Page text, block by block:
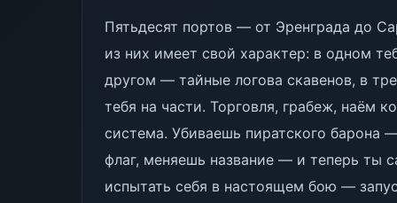
Пятьдесят портов — от Эренграда до
из них имеет свой характер: в одном
другом — тайные логова скавенов, в
тебя на части. Торговля, грабеж, наём
система. Убиваешь пиратского барона
флаг, меняешь название — и теперь ты
испытать себя в настоящем бою —